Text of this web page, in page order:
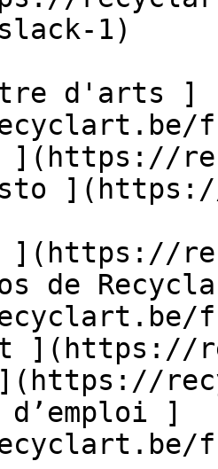
1)
](https://
](https://
de
](https://
]